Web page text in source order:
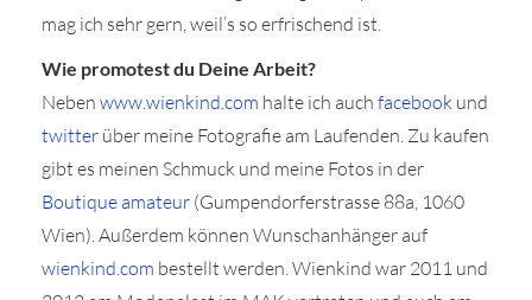
mag ich sehr gern, weil’s so erfrischend ist.
Wie promotest du Deine Arbeit?
Neben www.wienkind.com halte ich auch facebook und
twitter über meine Fotografie am Laufenden. Zu kaufen
gibt es meinen Schmuck und meine Fotos in der
Boutique amateur (Gumpendorferstrasse 88a, 1060
Wien). Außerdem können Wunschanhänger auf
wienkind.com bestellt werden. Wienkind war 2011 und